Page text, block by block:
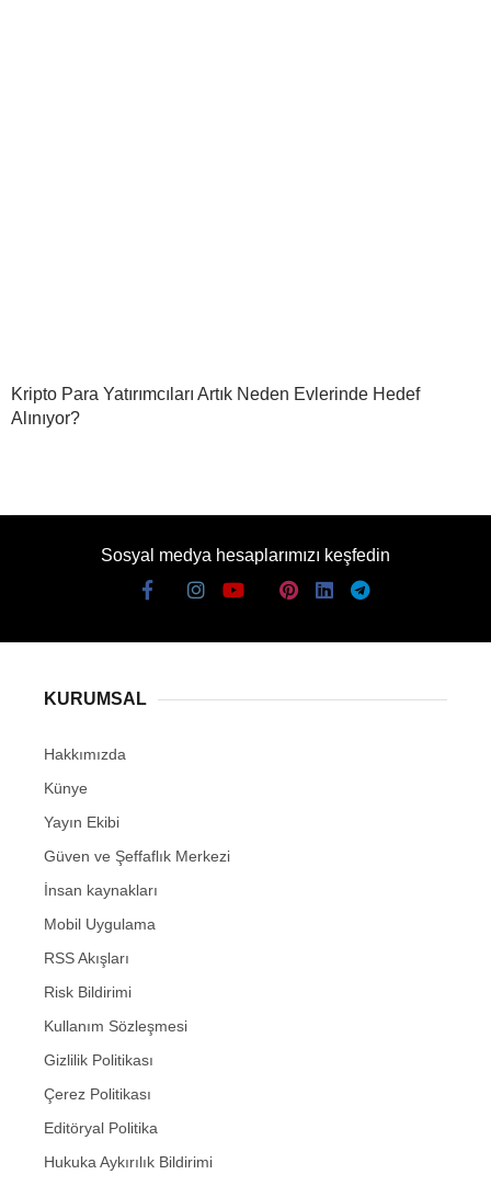
Kripto Para Yatırımcıları Artık Neden Evlerinde Hedef
Alınıyor?
Sosyal medya hesaplarımızı keşfedin
KURUMSAL
Hakkımızda
Künye
Yayın Ekibi
Güven ve Şeffaflık Merkezi
İnsan kaynakları
Mobil Uygulama
RSS Akışları
Risk Bildirimi
Kullanım Sözleşmesi
Gizlilik Politikası
Çerez Politikası
Editöryal Politika
Hukuka Aykırılık Bildirimi